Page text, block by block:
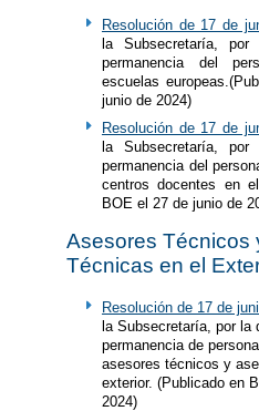
Resolución de 17 de
la Subsecretaría,
permanencia del
escuelas
junio de 2024)
Resolución de 17 de
la Subsecretaría,
permanencia del
centros docentes en
BOE el 27 de junio de
Asesores Técnicos
Técnicas en el
Resolución de 17 de
la Subsecretaría, por la
permanencia de
asesores técnicos y
exterior. (Publicado en
2024)